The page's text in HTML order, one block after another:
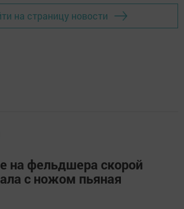
на страницу новости
на фельдшера скорой
с ножом пьяная